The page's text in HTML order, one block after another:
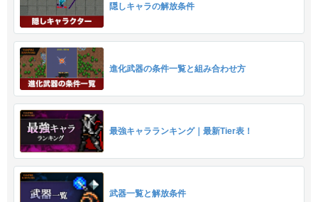
隠しキャラの解放条件
進化武器の条件一覧と組み合わせ方
最強キャラランキング｜最新Tier表！
武器一覧と解放条件